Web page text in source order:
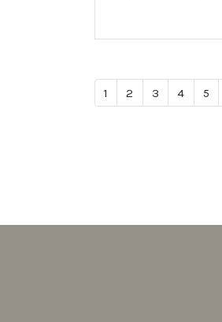
1 2 3 4 5